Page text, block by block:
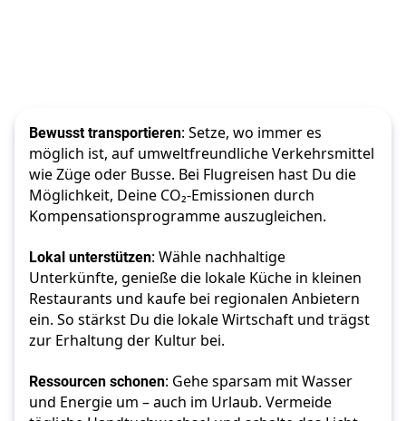
Bewusst transportieren: Setze, wo immer es
möglich ist, auf umweltfreundliche Verkehrsmittel
wie Züge oder Busse. Bei Flugreisen hast Du die
Möglichkeit, Deine CO₂-Emissionen durch
Kompensationsprogramme auszugleichen.
Lokal unterstützen: Wähle nachhaltige
Unterkünfte, genieße die lokale Küche in kleinen
Restaurants und kaufe bei regionalen Anbietern
ein. So stärkst Du die lokale Wirtschaft und trägst
zur Erhaltung der Kultur bei.
Ressourcen schonen: Gehe sparsam mit Wasser
und Energie um – auch im Urlaub. Vermeide